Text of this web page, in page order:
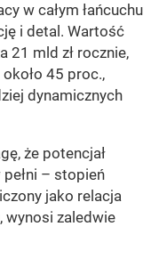
w całym łańcuchu
i detal. Wartość
21 mld zł rocznie,
45 proc.,
dynamicznych
że potencjał
– stopień
jako relacja
wynosi zaledwie